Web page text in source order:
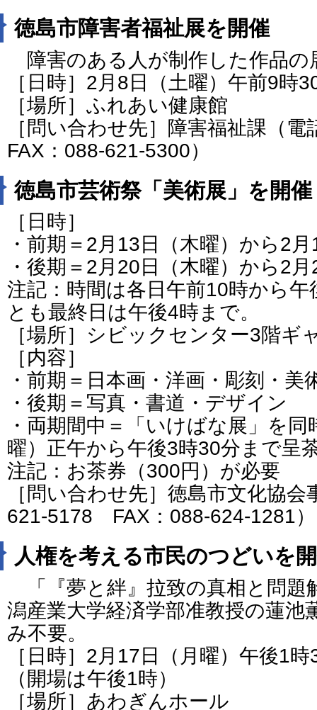
徳島市障害者福祉展を開催
障害のある人が制作した作品の
［日時］2月8日（土曜）午前9時
［場所］ふれあい健康館
［問い合わせ先］障害福祉課（
FAX：088-621-5300）
徳島市芸術祭「美術展」を開催
［日時］
・前期＝2月13日（木曜）から2
・後期＝2月20日（木曜）から2
注記：時間は各日午前10時から
とも最終日は午後4時まで。
［場所］シビックセンター3階ギ
［内容］
・前期＝日本画・洋画・彫刻・美
・後期＝写真・書道・デザイン
・両期間中＝「いけばな展」を
曜）正午から午後3時30分まで呈
注記：お茶券（300円）が必要
［問い合わせ先］徳島市文化協
621-5178 FAX：088-624-1281）
人権を考える市民のつどいを
「『夢と絆』拉致の真相と問題
潟産業大学経済学部准教授の蓮池
み不要。
［日時］2月17日（月曜）午後1
（開場は午後1時）
［場所］あわぎんホール